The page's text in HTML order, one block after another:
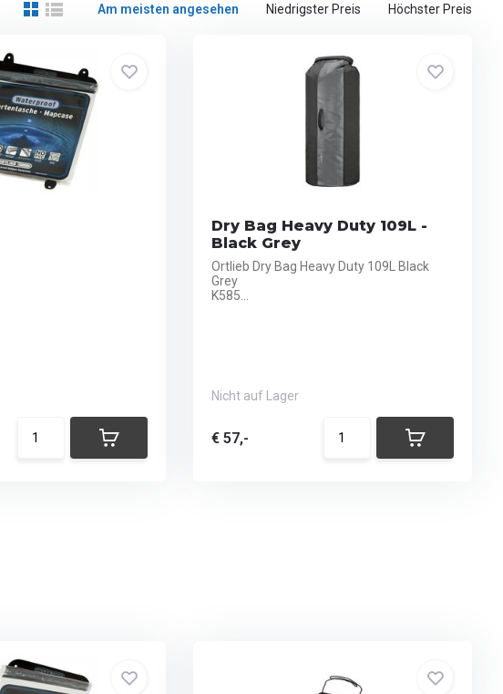
Am meisten angesehen Niedrigster Preis Höchster Preis
Dry Bag Heavy Duty 109L -
Black Grey
Ortlieb Dry Bag Heavy Duty 109L Black
Grey
K585...
Nicht auf Lager
€ 57,-